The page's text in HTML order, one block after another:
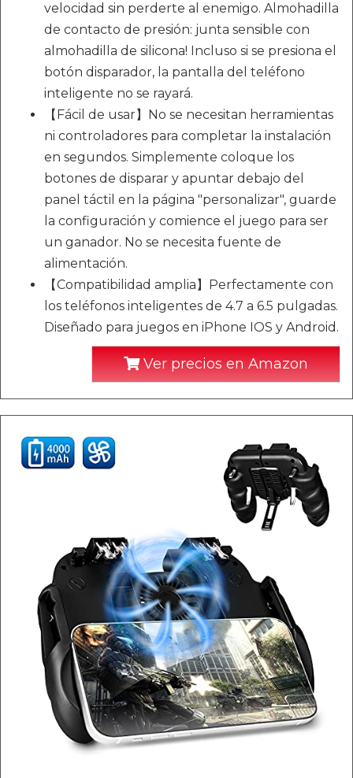
velocidad sin perderte al enemigo. Almohadilla
de contacto de presión: junta sensible con
almohadilla de silicona! Incluso si se presiona el
botón disparador, la pantalla del teléfono
inteligente no se rayará.
【Fácil de usar】No se necesitan herramientas
ni controladores para completar la instalación
en segundos. Simplemente coloque los
botones de disparar y apuntar debajo del
panel táctil en la página "personalizar", guarde
la configuración y comience el juego para ser
un ganador. No se necesita fuente de
alimentación.
【Compatibilidad amplia】Perfectamente con
los teléfonos inteligentes de 4.7 a 6.5 pulgadas.
Diseñado para juegos en iPhone IOS y Android.
Ver precios en Amazon